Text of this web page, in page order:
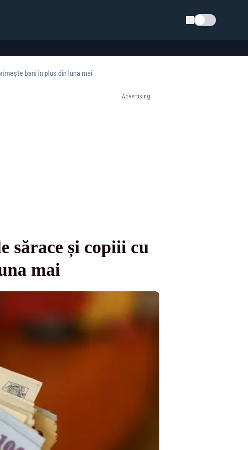
Schimba tema
bani în plus din luna mai
Advertising
sărace și copiii cu
mai